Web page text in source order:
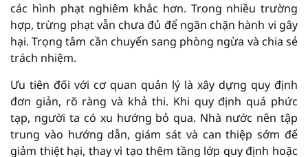
các hình phạt nghiêm khắc hơn. Trong nhiều trường
hợp, trừng phạt vẫn chưa đủ để ngăn chặn hành vi gây
hại. Trọng tâm cần chuyển sang phòng ngừa và chia sẻ
trách nhiệm.
Ưu tiên đối với cơ quan quản lý là xây dựng quy định
đơn giản, rõ ràng và khả thi. Khi quy định quá phức
tạp, người ta có xu hướng bỏ qua. Nhà nước nên tập
trung vào hướng dẫn, giám sát và can thiệp sớm để
giảm thiệt hại, thay vì tạo thêm tầng lớp quy định hoặc